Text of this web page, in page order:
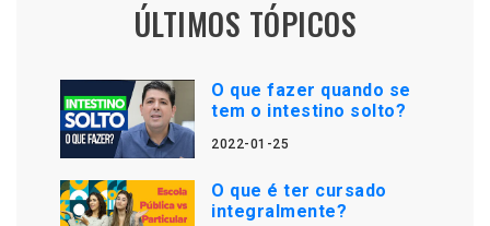
ÚLTIMOS TÓPICOS
O que fazer quando se
tem o intestino solto?
2022-01-25
O que é ter cursado
integralmente?